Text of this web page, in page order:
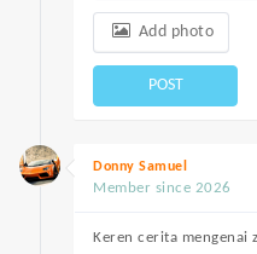
Add photo
POST
Donny Samuel
Member since 2026
Keren cerita mengenai